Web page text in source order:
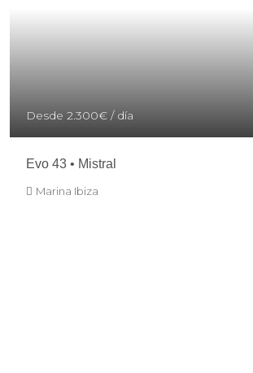
Desde 2.300€ / día
Evo 43 • Mistral
Marina Ibiza